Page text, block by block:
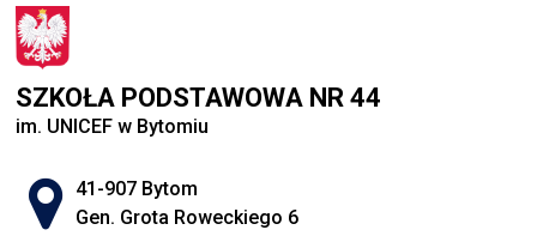
SZKOŁA PODSTAWOWA NR 44
im. UNICEF w Bytomiu
Adres pocztowy:
41-907 Bytom
Gen. Grota Roweckiego 6